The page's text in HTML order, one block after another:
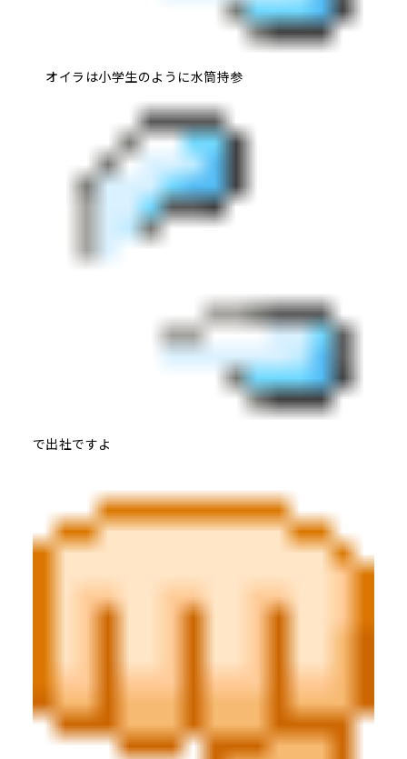
オイラは小学生のように水筒持参
で出社ですよ